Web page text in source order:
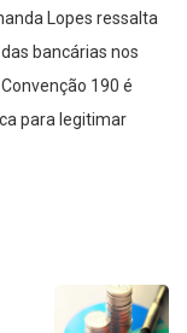
Lopes ressalta
bancárias nos
190 é
para legitimar